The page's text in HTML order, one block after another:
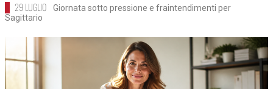
29 LUGLIO
Giornata sotto pressione e fraintendimenti per
Sagittario